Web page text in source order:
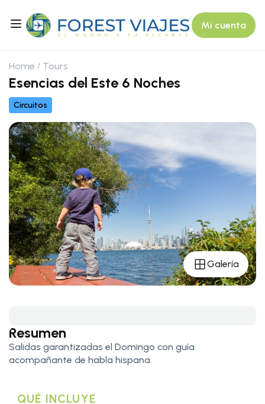
Mi cuenta
Home Tours
Esencias del Este 6 Noches
Circuitos
Galería
Resumen
Salidas garantizadas el Domingo con guía
acompañante de habla hispana.
QUÉ INCLUYE